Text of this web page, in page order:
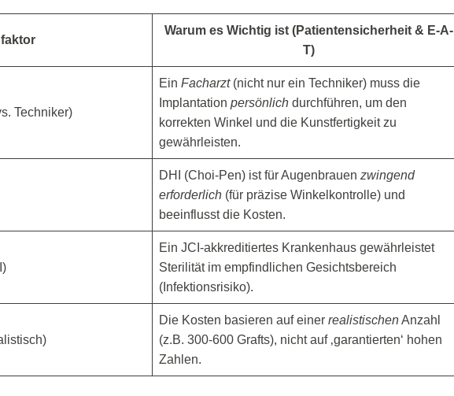
Warum es Wichtig ist (Patientensicherheit & E-A-
T)
Techniker)
Ein Facharzt(nicht nur ein Techniker) muss die
Implantation persönlich durchführen, um den
korrekten Winkel und die Kunstfertigkeit zu
gewährleisten.
DHI (Choi-Pen) ist für Augenbrauen zwingend
erforderlich (für präzise Winkelkontrolle) und
beeinflusst die Kosten.
Ein JCI-akkreditiertes Krankenhaus gewährleistet
Sterilität im empfindlichen Gesichtsbereich
(Infektionsrisiko).
Die Kosten basieren auf einer realistischenAnzahl
(z.B. 300-600 Grafts), nicht auf ‚garantierten‘ hohen
Zahlen.